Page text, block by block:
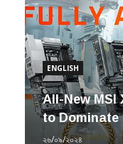
ENGLISH
All-New MSI
to Dominate
২৬/০৯/২০২৪